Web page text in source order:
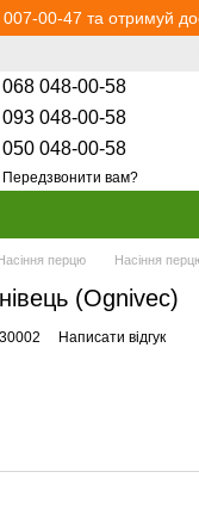
00-47 та отримуй
068 048-00-58
093 048-00-58
050 048-00-58
Передзвонити вам?
перцю Насіння
(Ognivec)
Написати відгук